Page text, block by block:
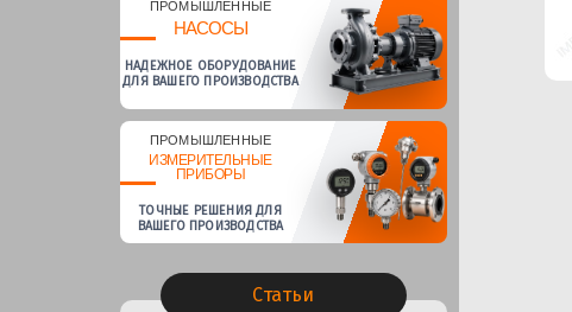
ПРОМЫШЛЕННЫЕ
НАСОСЫ
НАДЕЖНОЕ ОБОРУДОВАНИЕ
ДЛЯ ВАШЕГО ПРОИЗВОДСТВА
ПРОМЫШЛЕННЫЕ
ИЗМЕРИТЕЛЬНЫЕ
ПРИБОРЫ
ТОЧНЫЕ РЕШЕНИЯ ДЛЯ
ВАШЕГО ПРОИЗВОДСТВА
Статьи